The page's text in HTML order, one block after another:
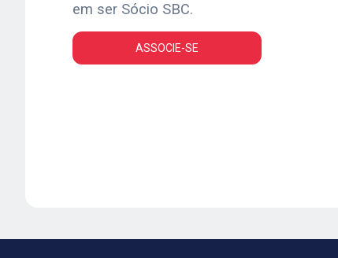
em ser Sócio SBC.
ASSOCIE-SE